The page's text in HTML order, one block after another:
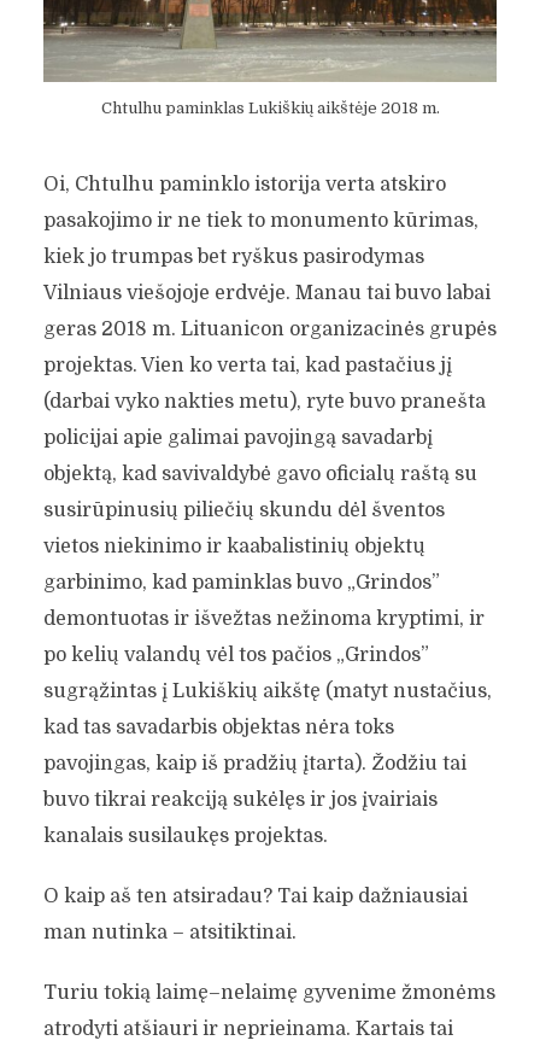
Chtulhu paminklas Lukiškių aikštėje 2018 m.
Oi, Chtulhu paminklo istorija verta atskiro
pasakojimo ir ne tiek to monumento kūrimas,
kiek jo trumpas bet ryškus pasirodymas
Vilniaus viešojoje erdvėje. Manau tai buvo labai
geras 2018 m. Lituanicon organizacinės grupės
projektas. Vien ko verta tai, kad pastačius jį
(darbai vyko nakties metu), ryte buvo pranešta
policijai apie galimai pavojingą savadarbį
objektą, kad savivaldybė gavo oficialų raštą su
susirūpinusių piliečių skundu dėl šventos
vietos niekinimo ir kaabalistinių objektų
garbinimo, kad paminklas buvo „Grindos”
demontuotas ir išvežtas nežinoma kryptimi, ir
po kelių valandų vėl tos pačios „Grindos”
sugrąžintas į Lukiškių aikštę (matyt nustačius,
kad tas savadarbis objektas nėra toks
pavojingas, kaip iš pradžių įtarta). Žodžiu tai
buvo tikrai reakciją sukėlęs ir jos įvairiais
kanalais susilaukęs projektas.
O kaip aš ten atsiradau? Tai kaip dažniausiai
man nutinka – atsitiktinai.
Turiu tokią laimę–nelaimę gyvenime žmonėms
atrodyti atšiauri ir neprieinama. Kartais tai